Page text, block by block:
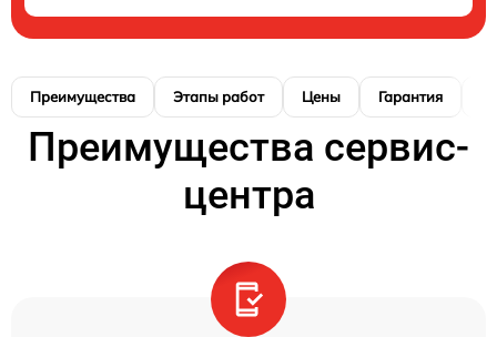
Преимущества Этапы работ Цены Гарантия
Преимущества сервис-
центра